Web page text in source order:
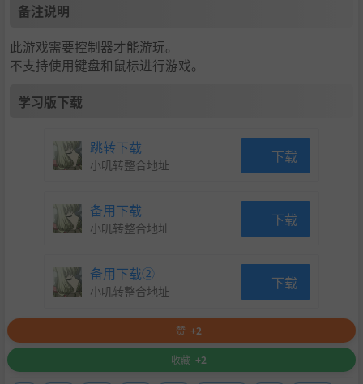
Physics Like No Other
BMX Streets physics make riding anything fun. Get techni
cal on ledges and rails, send huge roof drops or thread yo
ur way around backyard bowls; it's all about your style.
Build your bike to match your style with over 1,000 bike p
ooks good, but lets your ride the way you want to.
BMX Streets’ massive open world is inspired by landmar
k spots in Vancouver, Canada. With over 25km of expansiv
e road network, and hundreds of street spots, the world i
s your skate park.
Diverse Challenges
备注说明
此游戏需要控制器才能游玩。
不支持使用键盘和鼠标进行游戏。
学习版下载
跳转下载
小叽转整合地址 下载
备用下载
小叽转整合地址 下载
备用下载②
小叽转整合地址 下载
赞 +2
收藏 +2